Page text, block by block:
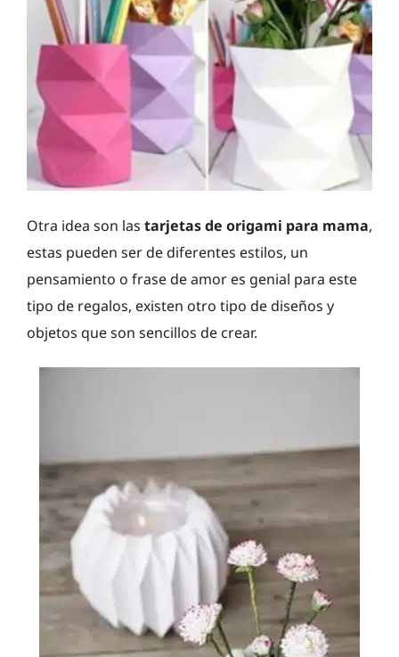
Otra idea son las tarjetas de origami para mama,
estas pueden ser de diferentes estilos, un
pensamiento o frase de amor es genial para este
tipo de regalos, existen otro tipo de diseños y
objetos que son sencillos de crear.